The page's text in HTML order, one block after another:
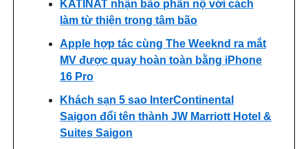
KATINAT nhận bão phẫn nộ với cách
làm từ thiện trong tâm bão
Apple hợp tác cùng The Weeknd ra mắt
MV được quay hoàn toàn bằng iPhone
16 Pro
Khách sạn 5 sao InterContinental
Saigon đổi tên thành JW Marriott Hotel &
Suites Saigon